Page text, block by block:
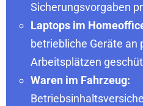
Sicherungsvorgaben
Laptops im
betriebliche Geräte an
Arbeitsplätzen
Waren im Fahrzeug: